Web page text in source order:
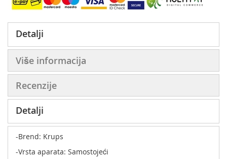
Detalji
Više informacija
Recenzije
Detalji
-Brend: Krups
-Vrsta aparata: Samostojeći